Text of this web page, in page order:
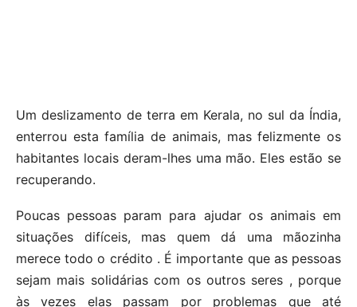
Um deslizamento de terra em Kerala, no sul da Índia,
enterrou esta família de animais, mas felizmente os
habitantes locais deram-lhes uma mão. Eles estão se
recuperando.
Poucas pessoas param para ajudar os animais em
situações difíceis, mas quem dá uma mãozinha
merece todo o crédito . É importante que as pessoas
sejam mais solidárias com os outros seres , porque
às vezes elas passam por problemas que até